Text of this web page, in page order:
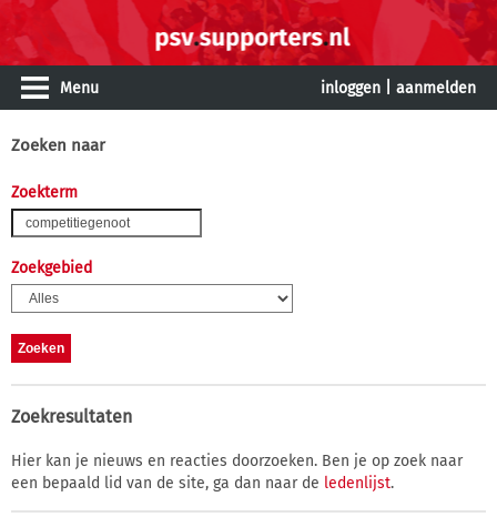
Menu inloggen aanmelden
Zoeken naar
Zoekterm
Zoekgebied
Zoekresultaten
Hier kan je nieuws en reacties doorzoeken. Ben je op zoek naar
een bepaald lid van de site, ga dan naar de ledenlijst.